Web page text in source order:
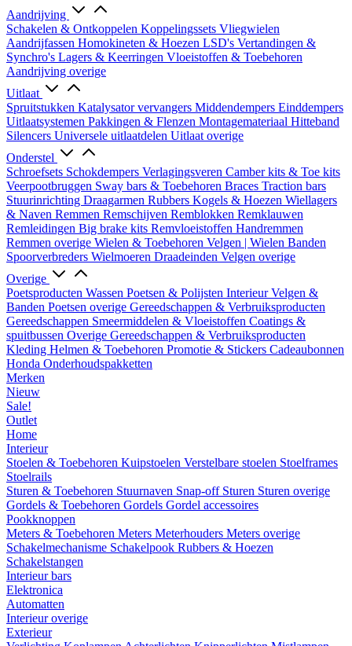
Aandrijving
Schakelen & Ontkoppelen Koppelingssets Vliegwielen
Aandrijfassen Homokineten & Hoezen LSD's Vertandingen &
Synchro's Lagers & Keerringen Vloeistoffen & Toebehoren
Aandrijving overige
Uitlaat
Spruitstukken Katalysator vervangers Middendempers Einddempers
Uitlaatsystemen Pakkingen & Flenzen Montagemateriaal Hitteband
Silencers Universele uitlaatdelen Uitlaat overige
Onderstel
Schroefsets Schokdempers Verlagingsveren Camber kits & Toe kits
Veerpootbruggen Sway bars & Toebehoren Braces Traction bars
Stuurinrichting Draagarmen Rubbers Kogels & Hoezen Wiellagers
& Naven Remmen Remschijven Remblokken Remklauwen
Remleidingen Big brake kits Remvloeistoffen Handremmen
Remmen overige Wielen & Toebehoren Velgen | Wielen Banden
Spoorverbreders Wielmoeren Draadeinden Velgen overige
Overige
Poetsproducten Wassen Poetsen & Polijsten InterieurVelgen &
Banden Poetsen overige Gereedschappen & Verbruiksproducten
Gereedschappen Smeermiddelen & Vloeistoffen Coatings &
spuitbussen Overige Gereedschappen & Verbruiksproducten
Kleding Helmen & Toebehoren Promotie & Stickers Cadeaubonnen
Honda Onderhoudspakketten
Merken
Nieuw
Sale!
Outlet
Home
Interieur
Stoelen & Toebehoren Kuipstoelen Verstelbare stoelen Stoelframes
Stoelrails
Sturen & Toebehoren Stuurnaven Snap-off Sturen Sturen overige
Gordels & Toebehoren Gordels Gordel accessoires
Pookknoppen
Meters & Toebehoren Meters Meterhouders Meters overige
Schakelmechanisme Schakelpook Rubbers & Hoezen
Schakelstangen
Interieur bars
Elektronica
Automatten
Interieur overige
Exterieur